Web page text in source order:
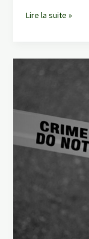
Société
–
Service
Professionnel
Lire la suite »